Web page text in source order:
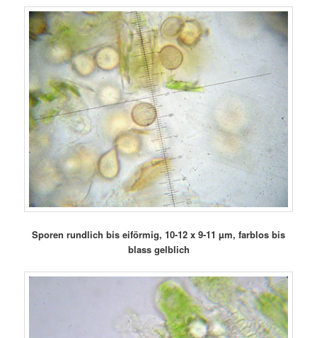
Sporen rundlich bis eiförmig, 10-12 x 9-11 µm, farblos bis
blass gelblich